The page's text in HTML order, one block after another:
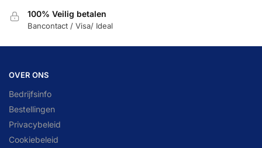
100% Veilig betalen
Bancontact / Visa/ Ideal
OVER ONS
Bedrijfsinfo
Bestellingen
Privacybeleid
Cookiebeleid